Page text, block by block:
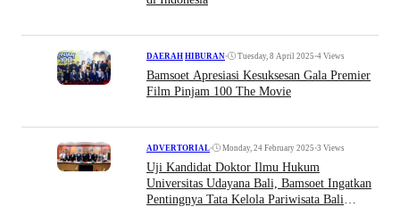
DAERAH HIBURAN• Tuesday, 8 April 2025 •4 Views
Bamsoet Apresiasi Kesuksesan Gala Premier
Film Pinjam 100 The Movie
ADVERTORIAL• Monday, 24 February 2025 •3 Views
Uji Kandidat Doktor Ilmu Hukum
Universitas Udayana Bali, Bamsoet Ingatkan
Pentingnya Tata Kelola Pariwisata Bali